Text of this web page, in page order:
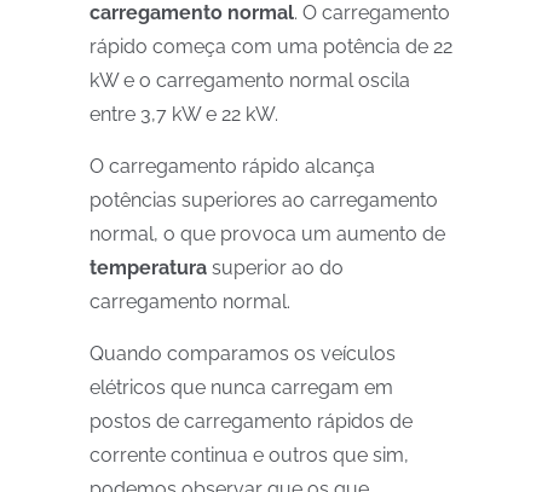
carregamento normal. O carregamento
rápido começa com uma potência de 22
kW e o carregamento normal oscila
entre 3,7 kW e 22 kW.
O carregamento rápido alcança
potências superiores ao carregamento
normal, o que provoca um aumento de
temperatura superior ao do
carregamento normal.
Quando comparamos os veículos
elétricos que nunca carregam em
postos de carregamento rápidos de
corrente continua e outros que sim,